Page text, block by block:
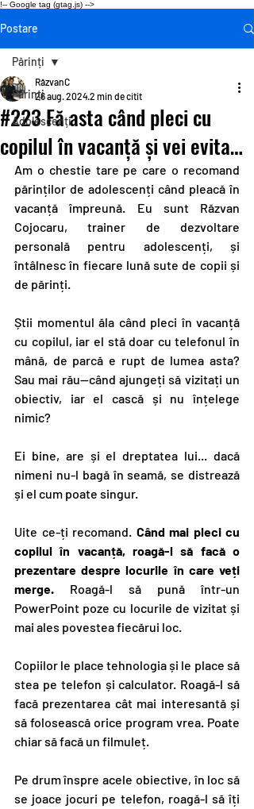
!-- Google tag (gtag.js) -->
Postare
Părinți
Adolescenți
Părinți
#223 Fă asta când pleci cu
copilul în vacanță și vei evita…
RăzvanC
26 aug. 20242 min de citit
Am o chestie tare pe care o recomand
părinților de adolescenți când pleacă în
vacanță împreună. Eu sunt Răzvan
Cojocaru, trainer de dezvoltare
personală pentru adolescenți, și
întâlnesc în fiecare lună sute de copii și
de părinți.
Știi momentul ăla când pleci în vacanță
cu copilul, iar el stă doar cu telefonul în
mână, de parcă e rupt de lumea asta?
Sau mai rău—când ajungeți să vizitați un
obiectiv, iar el cască și nu înțelege
nimic?
Ei bine, are și el dreptatea lui... dacă
nimeni nu-l bagă în seamă, se distrează
și el cum poate singur.
Uite ce-ți recomand. Când mai pleci cu
copilul în vacanță, roagă-l să facă o
prezentare despre locurile în care veți
merge. Roagă-l să pună într-un
PowerPoint poze cu locurile de vizitat și
mai ales povestea fiecărui loc.
Copiilor le place tehnologia și le place să
stea pe telefon și calculator. Roagă-l să
facă prezentarea cât mai interesantă și
să folosească orice program vrea. Poate
chiar să facă un filmuleț.
Pe drum înspre acele obiective, în loc să
se joace jocuri pe telefon, roagă-l să îți